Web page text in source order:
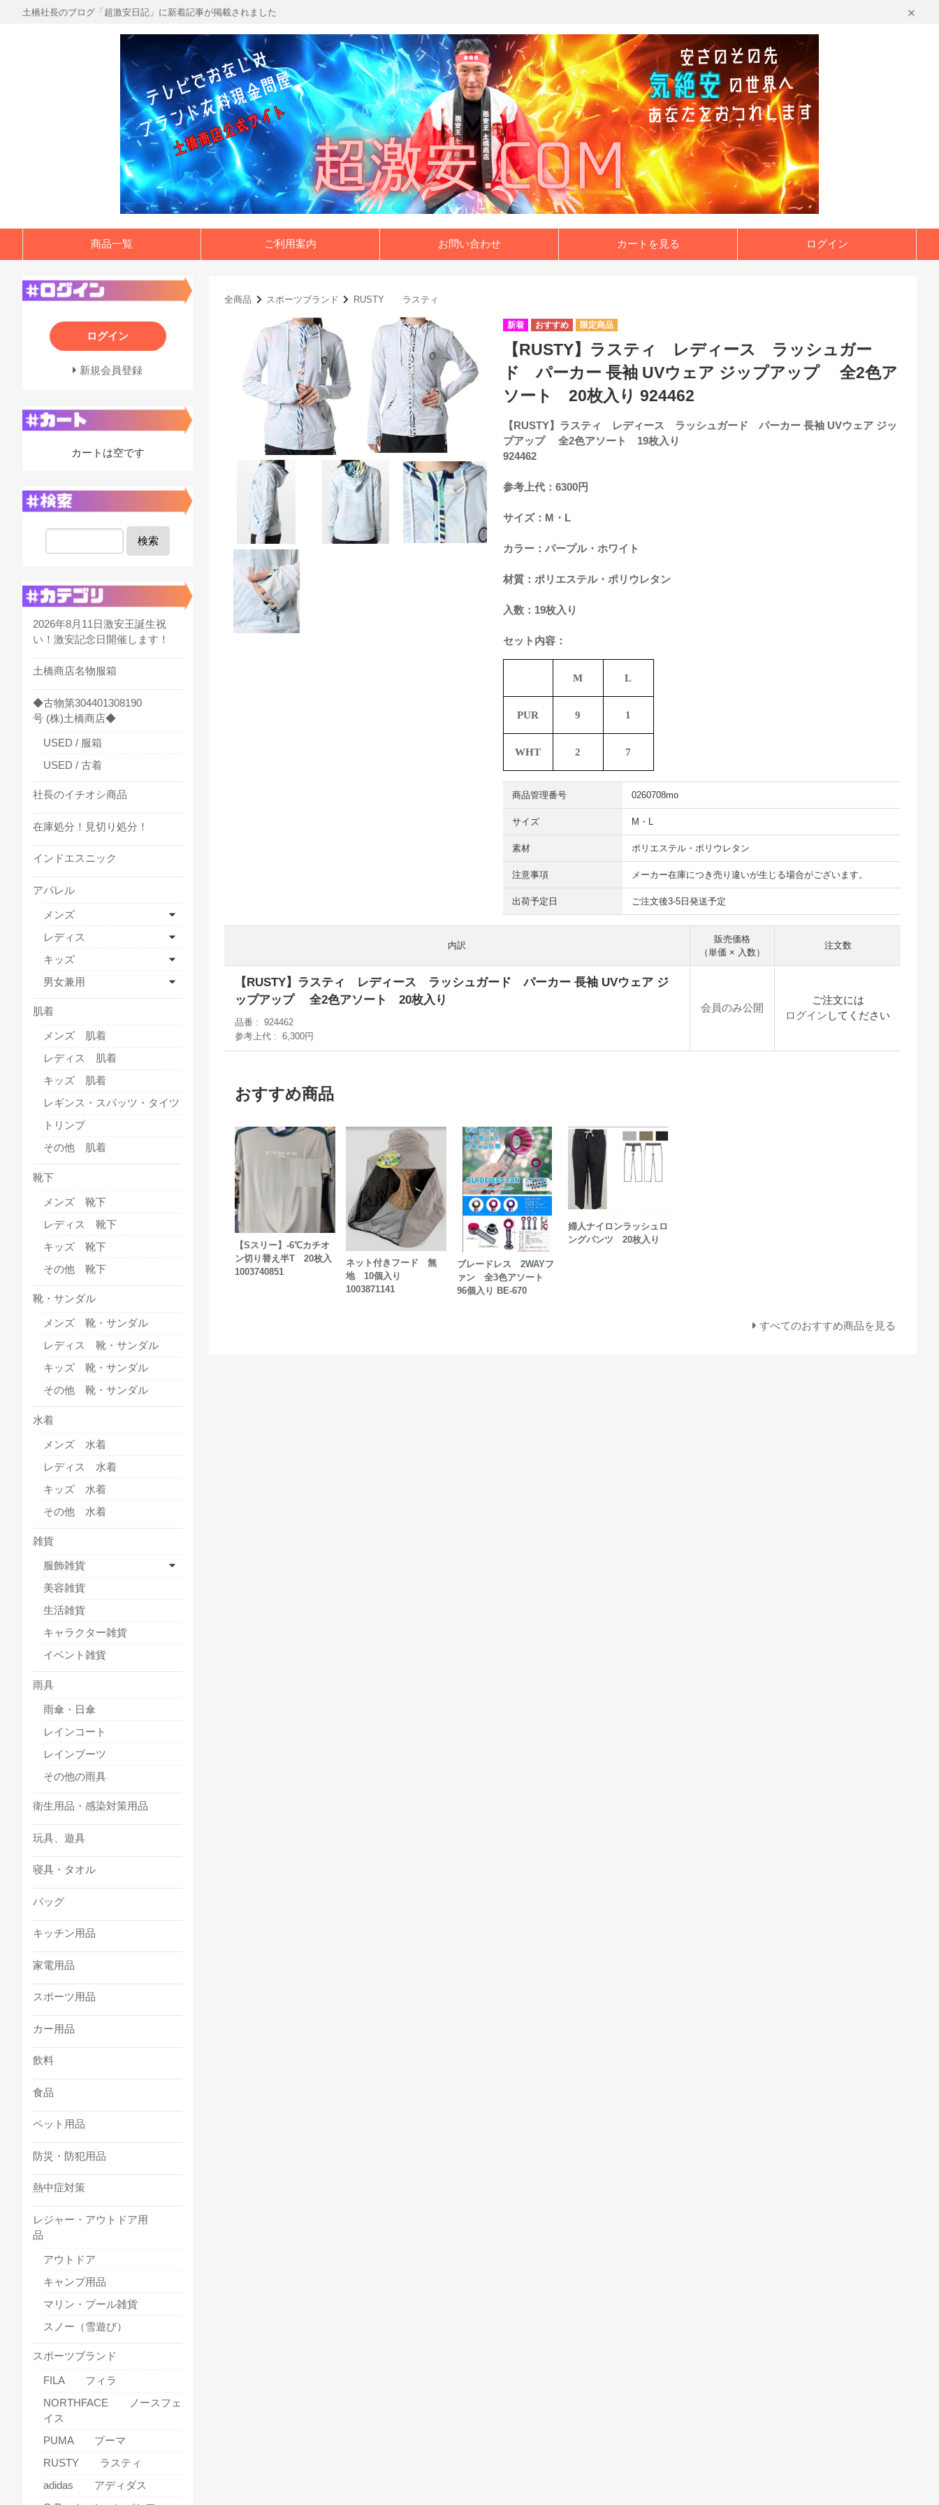
土橋社長のブログ「超激安日記」に新着記事が掲載されました
商品一覧 ご利用案内 お問い合わせ カートを見る ログイン
全商品 スポーツブランド RUSTY ラスティ
【RUSTY】ラスティ レディース ラッシュガー
ド パーカー 長袖 UVウェア ジップアップ 全2色ア
ソート 20枚入り 924462
【RUSTY】ラスティ レディース ラッシュガード パーカー 長袖 UVウェア ジッ
プアップ 全2色アソート 19枚入り
924462
参考上代：6300円
サイズ：M・L
カラー：パープル・ホワイト
材質：ポリエステル・ポリウレタン
入数：19枚入り
セット内容：
M L
PUR 9 1
WHT 2 7
商品管理番号 0260708mo
サイズ M・L
素材 ポリエステル・ポリウレタン
注意事項 メーカー在庫につき売り違いが生じる場合がございます。
出荷予定日 ご注文後3-5日発送予定
内訳
販売価格
（単価 × 入数）
注文数
【RUSTY】ラスティ レディース ラッシュガード パーカー 長袖 UVウェア ジ
ップアップ 全2色アソート 20枚入り
品番
924462
参考上代
6,300円
会員のみ公開
ご注文には
ログイン してください
おすすめ商品
【Sスリー】-6℃カチオ
ン切り替え半T 20枚入
1003740851
ネット付きフード 無
地 10個入り
1003871141
ブレードレス 2WAYフ
ァン 全3色アソート
96個入り BE-670
婦人ナイロンラッシュロ
ングパンツ 20枚入り
すべてのおすすめ商品を見る
ログイン
新規会員登録
カートは空です
検索
2026年8月11日激安王誕生祝
い！激安記念日開催します！
土橋商店名物服箱
◆古物第304401308190
号 (株)土橋商店◆
USED / 服箱
USED / 古着
社長のイチオシ商品
在庫処分！見切り処分！
インドエスニック
アパレル
メンズ
レディス
キッズ
男女兼用
肌着
メンズ 肌着
レディス 肌着
キッズ 肌着
レギンス・スパッツ・タイツ
トリンプ
その他 肌着
靴下
メンズ 靴下
レディス 靴下
キッズ 靴下
その他 靴下
靴・サンダル
メンズ 靴・サンダル
レディス 靴・サンダル
キッズ 靴・サンダル
その他 靴・サンダル
水着
メンズ 水着
レディス 水着
キッズ 水着
その他 水着
雑貨
服飾雑貨
美容雑貨
生活雑貨
キャラクター雑貨
イベント雑貨
雨具
雨傘・日傘
レインコート
レインブーツ
その他の雨具
衛生用品・感染対策用品
玩具、遊具
寝具・タオル
バッグ
キッチン用品
家電用品
スポーツ用品
カー用品
飲料
食品
ペット用品
防災・防犯用品
熱中症対策
レジャー・アウトドア用
品
アウトドア
キャンプ用品
マリン・プール雑貨
スノー（雪遊び）
スポーツブランド
FILA フィラ
NORTHFACE ノースフェ
イス
PUMA プーマ
RUSTY ラスティ
adidas アディダス